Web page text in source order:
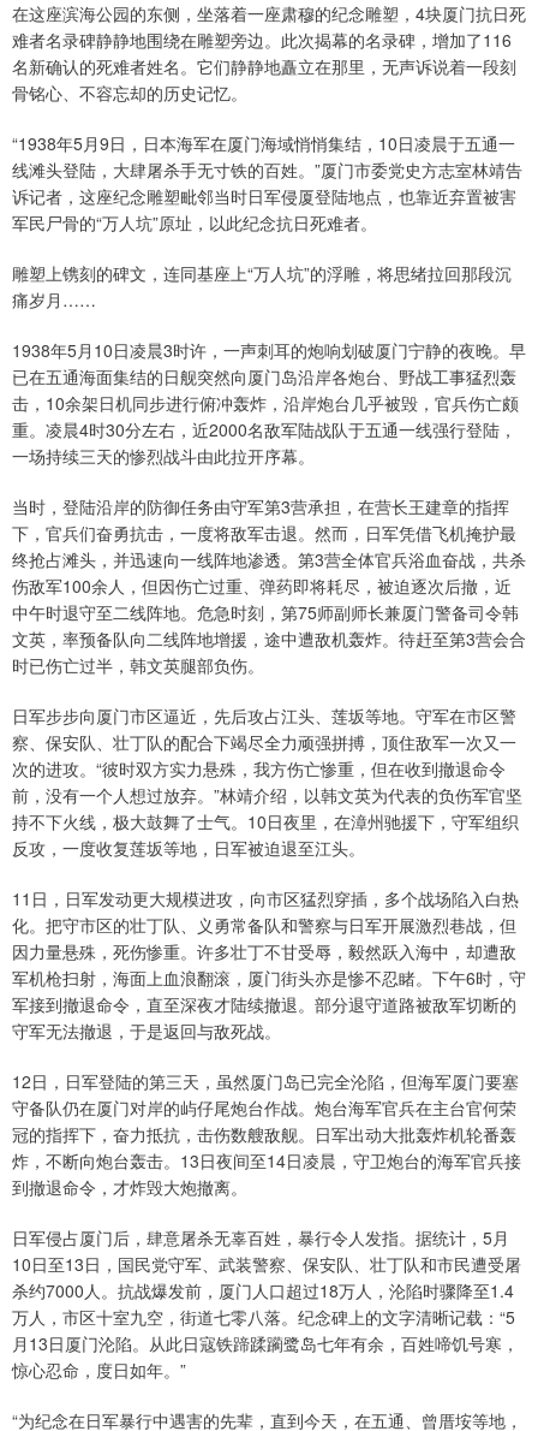
在这座滨海公园的东侧，坐落着一座肃穆的纪念雕塑，4块厦门抗日死
难者名录碑静静地围绕在雕塑旁边。此次揭幕的名录碑，增加了116
名新确认的死难者姓名。它们静静地矗立在那里，无声诉说着一段刻
骨铭心、不容忘却的历史记忆。
“1938年5月9日，日本海军在厦门海域悄悄集结，10日凌晨于五通一
线滩头登陆，大肆屠杀手无寸铁的百姓。”厦门市委党史方志室林靖告
诉记者，这座纪念雕塑毗邻当时日军侵厦登陆地点，也靠近弃置被害
军民尸骨的“万人坑”原址，以此纪念抗日死难者。
雕塑上镌刻的碑文，连同基座上“万人坑”的浮雕，将思绪拉回那段沉
痛岁月……
1938年5月10日凌晨3时许，一声刺耳的炮响划破厦门宁静的夜晚。早
已在五通海面集结的日舰突然向厦门岛沿岸各炮台、野战工事猛烈轰
击，10余架日机同步进行俯冲轰炸，沿岸炮台几乎被毁，官兵伤亡颇
重。凌晨4时30分左右，近2000名敌军陆战队于五通一线强行登陆，
一场持续三天的惨烈战斗由此拉开序幕。
当时，登陆沿岸的防御任务由守军第3营承担，在营长王建章的指挥
下，官兵们奋勇抗击，一度将敌军击退。然而，日军凭借飞机掩护最
终抢占滩头，并迅速向一线阵地渗透。第3营全体官兵浴血奋战，共杀
伤敌军100余人，但因伤亡过重、弹药即将耗尽，被迫逐次后撤，近
中午时退守至二线阵地。危急时刻，第75师副师长兼厦门警备司令韩
文英，率预备队向二线阵地增援，途中遭敌机轰炸。待赶至第3营会合
时已伤亡过半，韩文英腿部负伤。
日军步步向厦门市区逼近，先后攻占江头、莲坂等地。守军在市区警
察、保安队、壮丁队的配合下竭尽全力顽强拼搏，顶住敌军一次又一
次的进攻。“彼时双方实力悬殊，我方伤亡惨重，但在收到撤退命令
前，没有一个人想过放弃。”林靖介绍，以韩文英为代表的负伤军官坚
持不下火线，极大鼓舞了士气。10日夜里，在漳州驰援下，守军组织
反攻，一度收复莲坂等地，日军被迫退至江头。
11日，日军发动更大规模进攻，向市区猛烈穿插，多个战场陷入白热
化。把守市区的壮丁队、义勇常备队和警察与日军开展激烈巷战，但
因力量悬殊，死伤惨重。许多壮丁不甘受辱，毅然跃入海中，却遭敌
军机枪扫射，海面上血浪翻滚，厦门街头亦是惨不忍睹。下午6时，守
军接到撤退命令，直至深夜才陆续撤退。部分退守道路被敌军切断的
守军无法撤退，于是返回与敌死战。
12日，日军登陆的第三天，虽然厦门岛已完全沦陷，但海军厦门要塞
守备队仍在厦门对岸的屿仔尾炮台作战。炮台海军官兵在主台官何荣
冠的指挥下，奋力抵抗，击伤数艘敌舰。日军出动大批轰炸机轮番轰
炸，不断向炮台轰击。13日夜间至14日凌晨，守卫炮台的海军官兵接
到撤退命令，才炸毁大炮撤离。
日军侵占厦门后，肆意屠杀无辜百姓，暴行令人发指。据统计，5月
10日至13日，国民党守军、武装警察、保安队、壮丁队和市民遭受屠
杀约7000人。抗战爆发前，厦门人口超过18万人，沦陷时骤降至1.4
万人，市区十室九空，街道七零八落。纪念碑上的文字清晰记载：“5
月13日厦门沦陷。从此日寇铁蹄蹂躏鹭岛七年有余，百姓啼饥号寒，
惊心忍命，度日如年。”
“为纪念在日军暴行中遇害的先辈，直到今天，在五通、曾厝垵等地，